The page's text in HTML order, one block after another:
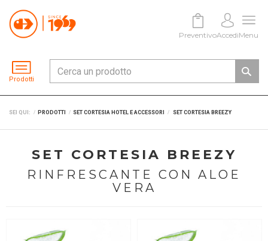
Prodotti
PreventivoAccediMenu
SEI QUI: PRODOTTI SET CORTESIA HOTEL E ACCESSORI SET CORTESIA BREEZY
SET CORTESIA BREEZY
RINFRESCANTE CON ALOE
VERA